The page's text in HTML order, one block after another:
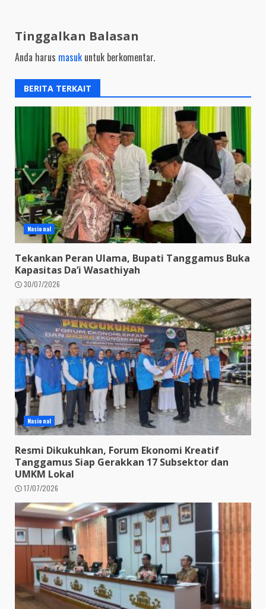
Tinggalkan Balasan
Anda harus masuk untuk berkomentar.
BERITA TERKAIT
Nasional
Tekankan Peran Ulama, Bupati Tanggamus Buka
Kapasitas Da’i Wasathiyah
30/07/2026
Nasional
Resmi Dikukuhkan, Forum Ekonomi Kreatif
Tanggamus Siap Gerakkan 17 Subsektor dan
UMKM Lokal
17/07/2026